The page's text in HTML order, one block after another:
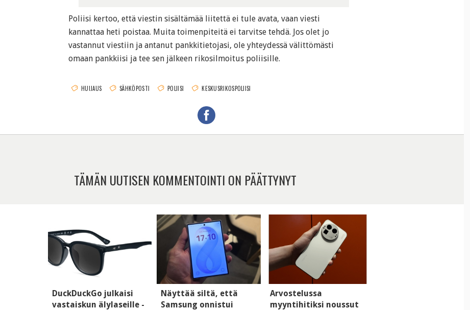
Poliisi kertoo, että viestin sisältämää liitettä ei tule avata, vaan viesti
kannattaa heti poistaa. Muita toimenpiteitä ei tarvitse tehdä. Jos olet jo
vastannut viestiin ja antanut pankkitietojasi, ole yhteydessä välittömästi
omaan pankkiisi ja tee sen jälkeen rikosilmoitus poliisille.
HUIJAUS SÄHKÖPOSTI POLIISI KESKUSRIKOSPOLIISI
TÄMÄN UUTISEN KOMMENTOINTI ON PÄÄTTYNYT
DuckDuckGo julkaisi
vastaiskun älylaseille -
Näyttää siltä, että
Samsung onnistui
Arvostelussa
myyntihitiksi noussut